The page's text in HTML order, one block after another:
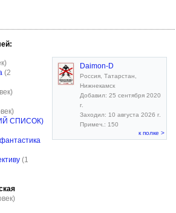
(2
СПИСОК)
(1
Daimon-D
Россия, Татарстан,
Нижнекамск
Добавил: 25 сентября 2020
г.
Заходил: 10 августа 2026 г.
Примеч.: 150
к полке >